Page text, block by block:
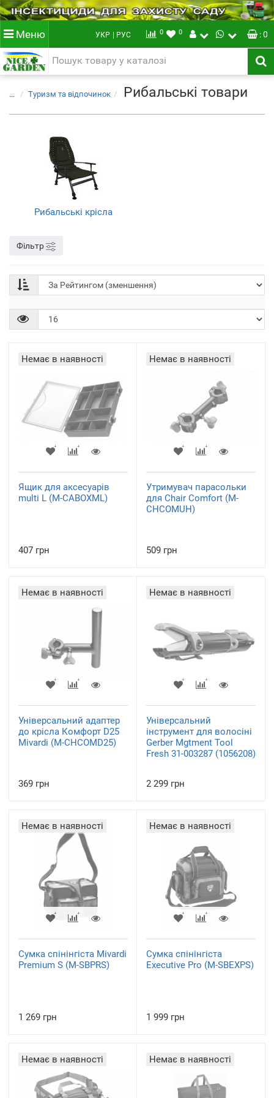
Меню УКР | РУС 0 0 : 0
... Туризм та відпочинок Рибальські товари
Рибальські крісла
Фільтр
Немає в наявності
Ящик для аксесуарів
multi L (M-CABOXML)
407 грн
Немає в наявності
Утримувач парасольки
для Chair Comfort (M-
CHCOMUH)
509 грн
Немає в наявності
Універсальний адаптер
до крісла Комфорт D25
Mivardi (M-CHCOMD25)
369 грн
Немає в наявності
Універсальний
інструмент для волосіні
Gerber Mgtment Tool
Fresh 31-003287 (1056208)
2 299 грн
Немає в наявності
Сумка спінінгіста Mivardi
Premium S (M-SBPRS)
1 269 грн
Немає в наявності
Сумка спінінгіста
Executive Pro (M-SBEXPS)
1 999 грн
Немає в наявності Немає в наявності